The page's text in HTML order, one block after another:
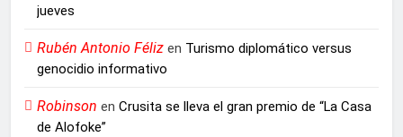
jueves
Rubén Antonio Féliz en Turismo diplomático versus
genocidio informativo
Robinson en Crusita se lleva el gran premio de “La Casa
de Alofoke”